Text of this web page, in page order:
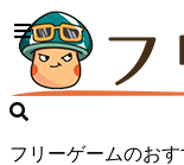
フリーゲームのお